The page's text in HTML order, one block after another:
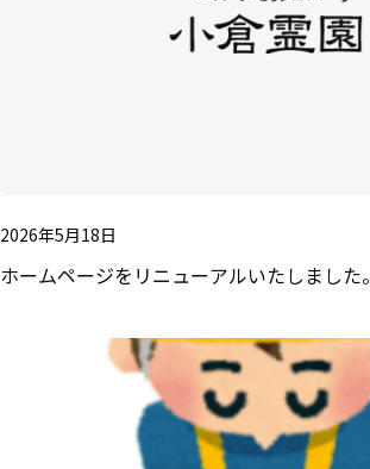
2026年5月18日
ホームページをリニューアルいたしました。